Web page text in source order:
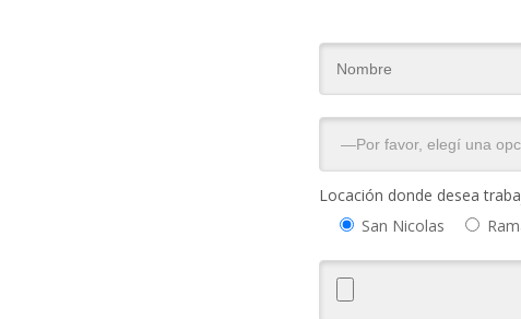
Locación donde desea
San Nicolas